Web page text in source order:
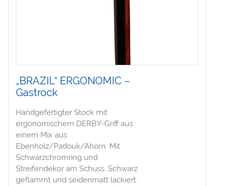
„BRAZIL“ ERGONOMIC –
Gastrock
Handgefertigter Stock mit
ergonomischem DERBY-Griff aus
einem Mix aus
Ebenholz/Padouk/Ahorn. Mit
Schwarzchromring und
Streifendekor am Schuss. Schwarz
geflammt und seidenmatt lackiert.